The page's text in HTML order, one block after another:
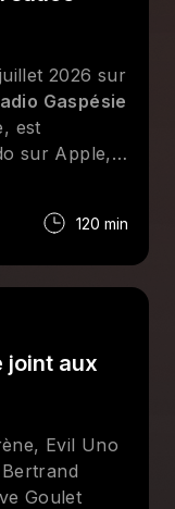
Michel
Spotify et
De
2026 sur
Gaspésie
est
sur Apple,
Geneviève
de la
le PPV
dans
de tous les
et/ou
desRois
120 min
joint aux
Evil Uno
Goulet